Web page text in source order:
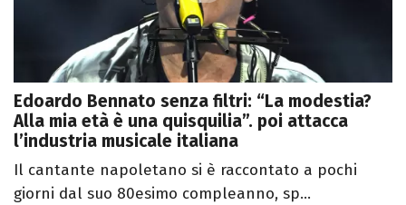
Edoardo Bennato senza filtri: “La modestia?
Alla mia età è una quisquilia”. poi attacca
l’industria musicale italiana
Il cantante napoletano si è raccontato a pochi
giorni dal suo 80esimo compleanno, sp...